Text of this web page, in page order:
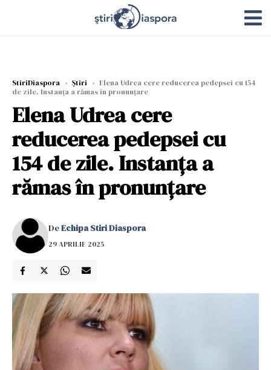
StiriDiaspora › Știri › Elena Udrea cere reducerea pedepsei cu 154
de zile. Instanţa a rămas în pronunţare
Elena Udrea cere
reducerea pedepsei cu
154 de zile. Instanţa a
rămas în pronunţare
DeEchipa Stiri Diaspora
29 APRILIE 2025